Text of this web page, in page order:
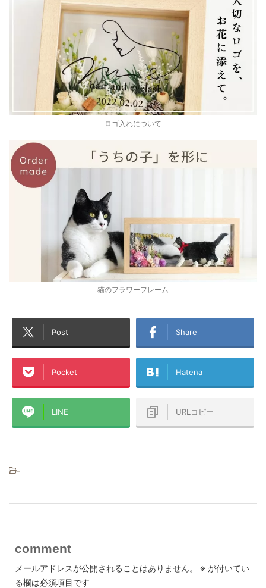
ロゴ入れについて
猫のフラワーフレーム
Post Share
Pocket Hatena
LINE URLコピー
-
comment
メールアドレスが公開されることはありません。 ※ が付いてい
る欄は必須項目です